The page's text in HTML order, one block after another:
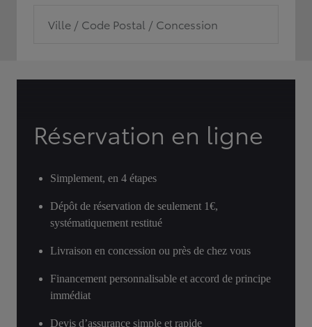
Ville / Code Postal / Concession
Réservation en ligne
Simplement, en 4 étapes
Dépôt de réservation de seulement 1€,
systématiquement restitué
Livraison en concession ou près de chez vous
Financement personnalisable et accord de principe
immédiat
Devis d’assurance simple et rapide